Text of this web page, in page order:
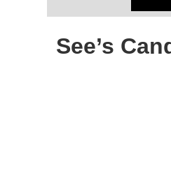
See’s